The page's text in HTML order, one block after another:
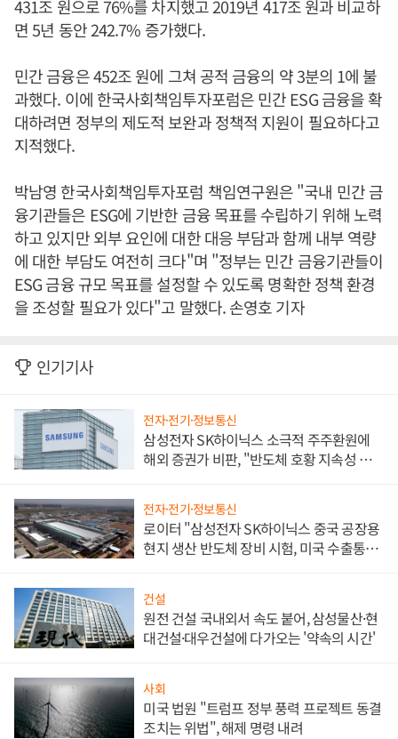
431조 원으로 76%를 차지했고 2019년 417조 원과 비교하
면 5년 동안 242.7% 증가했다.
민간 금융은 452조 원에 그쳐 공적 금융의 약 3분의 1에 불
과했다. 이에 한국사회책임투자포럼은 민간 ESG 금융을 확
대하려면 정부의 제도적 보완과 정책적 지원이 필요하다고
지적했다.
박남영 한국사회책임투자포럼 책임연구원은 "국내 민간 금
융기관들은 ESG에 기반한 금융 목표를 수립하기 위해 노력
하고 있지만 외부 요인에 대한 대응 부담과 함께 내부 역량
에 대한 부담도 여전히 크다"며 "정부는 민간 금융기관들이
ESG 금융 규모 목표를 설정할 수 있도록 명확한 정책 환경
을 조성할 필요가 있다"고 말했다. 손영호 기자
인기기사
전자·전기·정보통신
삼성전자 SK하이닉스 소극적 주주환원에
해외 증권가 비판, "반도체 호황 지속성 의
전자·전기·정보통신
로이터 "삼성전자 SK하이닉스 중국 공장용
현지 생산 반도체 장비 시험, 미국 수출통제
건설
원전 건설 국내외서 속도 붙어, 삼성물산·현
대건설·대우건설에 다가오는 '약속의 시간'
사회
미국 법원 "트럼프 정부 풍력 프로젝트 동결
조치는 위법", 해제 명령 내려